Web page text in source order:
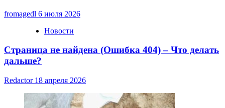
fromagedl 6 июля 2026
Новости
Страница не найдена (Ошибка 404) – Что делать
дальше?
Redactor 18 апреля 2026